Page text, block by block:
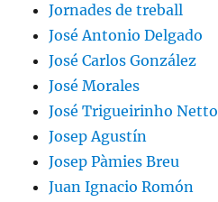
Jornades de treball
José Antonio Delgado
José Carlos González
José Morales
José Trigueirinho Netto
Josep Agustín
Josep Pàmies Breu
Juan Ignacio Romón